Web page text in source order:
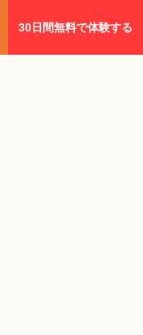
30日間無料で体験する